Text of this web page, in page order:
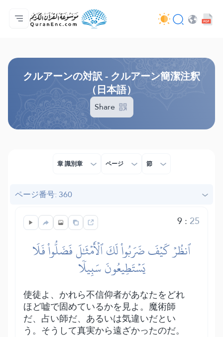
ホーム
対訳の目次
Audio
開発者向け提供サービス - API
事業内容
お問い合わせ
言語
クルアーンの対訳 - クルアーン簡潔注釈
（日本語）
Share
章 識別章 ページ 節
ページ番号: 360
9: 25
ٱنظُرۡ كَيۡفَ ضَرَبُواْ لَكَ ٱلۡأَمۡثَٰلَ فَضَلُّواْ فَلَا
يَسۡتَطِيعُونَ سَبِيلٗا
使徒よ、かれら不信仰者があなたをどれ
ほど嘘で固めているかを見よ。魔術師
だ、占い師だ、あるいは気違いだとい
う。そうして真実から遠ざかったのだ。